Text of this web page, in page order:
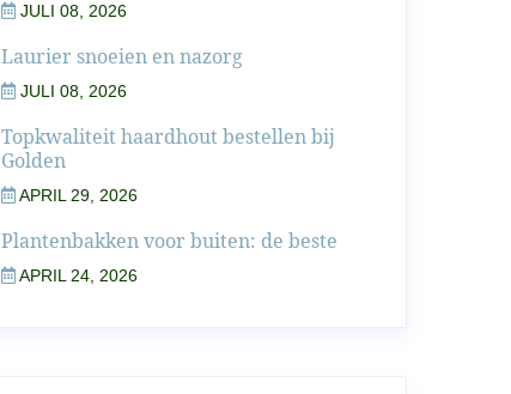
JULI 08, 2026
Laurier snoeien en nazorg
JULI 08, 2026
Topkwaliteit haardhout bestellen bij
Golden
APRIL 29, 2026
Plantenbakken voor buiten: de beste
APRIL 24, 2026